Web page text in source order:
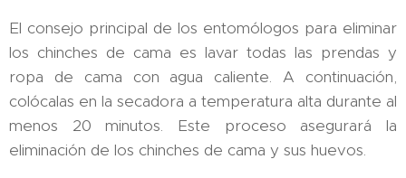
El consejo principal de los entomólogos para eliminar
los chinches de cama es lavar todas las prendas y
ropa de cama con agua caliente. A continuación,
colócalas en la secadora a temperatura alta durante al
menos 20 minutos. Este proceso asegurará la
eliminación de los chinches de cama y sus huevos.